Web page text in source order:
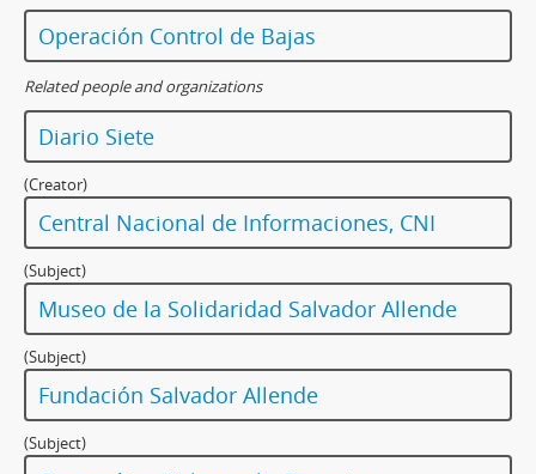
Operación Control de Bajas
Related people and organizations
Diario Siete
(Creator)
Central Nacional de Informaciones, CNI
(Subject)
Museo de la Solidaridad Salvador Allende
(Subject)
Fundación Salvador Allende
(Subject)